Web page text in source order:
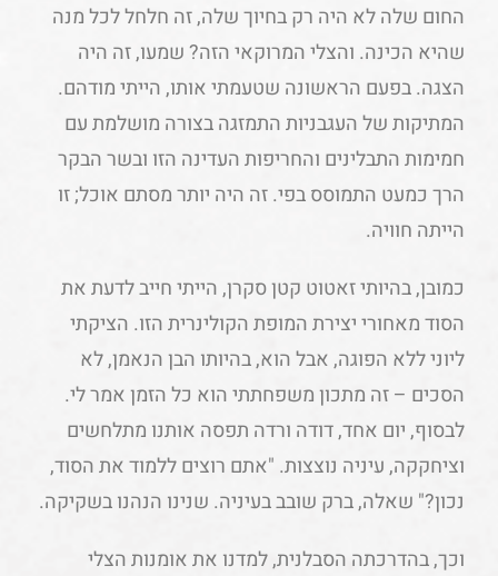
החום שלה לא היה רק בחיוך שלה, זה חלחל לכל מנה
שהיא הכינה. והצלי המרוקאי הזה? שמעו, זה היה
הצגה. בפעם הראשונה שטעמתי אותו, הייתי מודהם.
המתיקות של העגבניות התמזגה בצורה מושלמת עם
חמימות התבלינים והחריפות העדינה הזו ובשר הבקר
הרך כמעט התמוסס בפי. זה היה יותר מסתם אוכל; זו
הייתה חוויה.
כמובן, בהיותי זאטוט קטן סקרן, הייתי חייב לדעת את
הסוד מאחורי יצירת המופת הקולינרית הזו. הציקתי
ליוני ללא הפוגה, אבל הוא, בהיותו הבן הנאמן, לא
הסכים – זה מתכון משפחתתי הוא כל הזמן אמר לי.
לבסוף, יום אחד, דודה ורדה תפסה אותנו מתלחשים
וציחקקה, עיניה נוצצות. "אתם רוצים ללמוד את הסוד,
נכון?" שאלה, ברק שובב בעיניה. שנינו הנהנו בשקיקה.
וכך, בהדרכתה הסבלנית, למדנו את אומנות הצלי